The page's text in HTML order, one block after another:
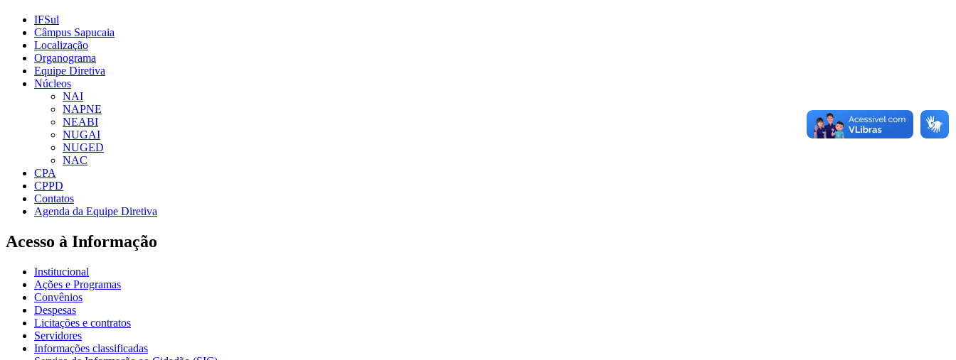
IFSul
Câmpus Sapucaia
Localização
Organograma
Equipe Diretiva
Núcleos
NAI
NAPNE
NEABI
NUGAI
NUGED
NAC
CPA
CPPD
Contatos
Agenda da Equipe Diretiva
Acesso à Informação
Institucional
Ações e Programas
Convênios
Despesas
Licitações e contratos
Servidores
Informações classificadas